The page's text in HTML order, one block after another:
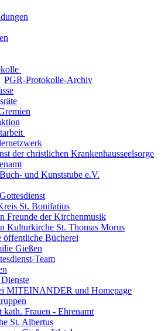
PGR-Protokolle-Archiv
der christlichen Krankenhausseelsorge
und Kunststube e.V.
St. Bonifatius
Freunde der Kirchenmusik
Kulturkirche St. Thomas Morus
öffentliche Bücherei
Gießen
Team
MITEINANDER und Homepage
kath. Frauen - Ehrenamt
St. Albertus